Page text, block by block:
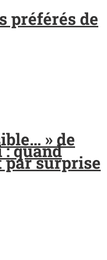
préférés de
» de
quand
par surprise